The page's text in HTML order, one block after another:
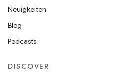
Neuigkeiten
Blog
Podcasts
DISCOVER